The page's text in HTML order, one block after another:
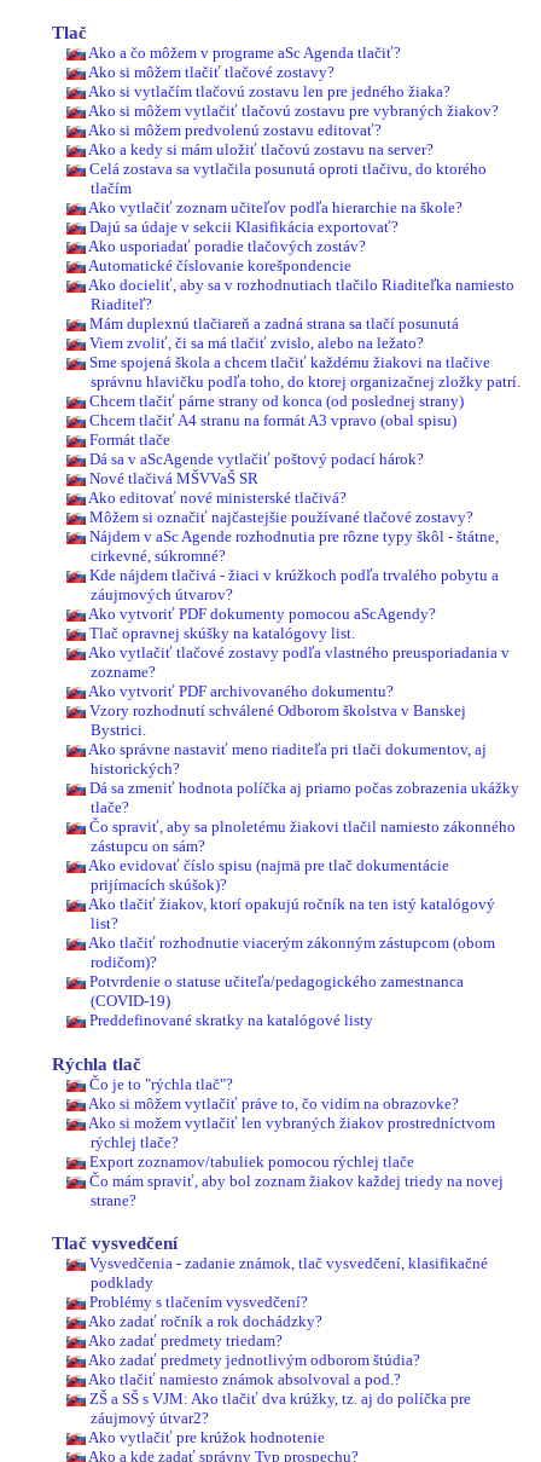
Tlač
Ako a čo môžem v programe aSc Agenda tlačiť?
Ako si môžem tlačiť tlačové zostavy?
Ako si vytlačím tlačovú zostavu len pre jedného žiaka?
Ako si môžem vytlačiť tlačovú zostavu pre vybraných žiakov?
Ako si môžem predvolenú zostavu editovať?
Ako a kedy si mám uložiť tlačovú zostavu na server?
Celá zostava sa vytlačila posunutá oproti tlačivu, do ktorého
tlačím
Ako vytlačiť zoznam učiteľov podľa hierarchie na škole?
Dajú sa údaje v sekcii Klasifikácia exportovať?
Ako usporiadať poradie tlačových zostáv?
Automatické číslovanie korešpondencie
Ako docieliť, aby sa v rozhodnutiach tlačilo Riaditeľka namiesto
Riaditeľ?
Mám duplexnú tlačiareň a zadná strana sa tlačí posunutá
Viem zvoliť, či sa má tlačiť zvislo, alebo na ležato?
Sme spojená škola a chcem tlačiť každému žiakovi na tlačive
správnu hlavičku podľa toho, do ktorej organizačnej zložky patrí.
Chcem tlačiť párne strany od konca (od poslednej strany)
Chcem tlačiť A4 stranu na formát A3 vpravo (obal spisu)
Formát tlače
Dá sa v aScAgende vytlačiť poštový podací hárok?
Nové tlačivá MŠVVaŠ SR
Ako editovať nové ministerské tlačivá?
Môžem si označiť najčastejšie používané tlačové zostavy?
Nájdem v aSc Agende rozhodnutia pre rôzne typy škôl - štátne,
cirkevné, súkromné?
Kde nájdem tlačivá - žiaci v krúžkoch podľa trvalého pobytu a
záujmových útvarov?
Ako vytvoriť PDF dokumenty pomocou aScAgendy?
Tlač opravnej skúšky na katalógovy list.
Ako vytlačiť tlačové zostavy podľa vlastného preusporiadania v
zozname?
Ako vytvoriť PDF archivovaného dokumentu?
Vzory rozhodnutí schválené Odborom školstva v Banskej
Bystrici.
Ako správne nastaviť meno riaditeľa pri tlači dokumentov, aj
historických?
Dá sa zmeniť hodnota políčka aj priamo počas zobrazenia ukážky
tlače?
Čo spraviť, aby sa plnoletému žiakovi tlačil namiesto zákonného
zástupcu on sám?
Ako evidovať číslo spisu (najmä pre tlač dokumentácie
prijímacích skúšok)?
Ako tlačiť žiakov, ktorí opakujú ročník na ten istý katalógový
list?
Ako tlačiť rozhodnutie viacerým zákonným zástupcom (obom
rodičom)?
Potvrdenie o statuse učiteľa/pedagogického zamestnanca
(COVID-19)
Preddefinované skratky na katalógové listy
Rýchla tlač
Čo je to "rýchla tlač"?
Ako si môžem vytlačiť práve to, čo vidím na obrazovke?
Ako si možem vytlačiť len vybraných žiakov prostredníctvom
rýchlej tlače?
Export zoznamov/tabuliek pomocou rýchlej tlače
Čo mám spraviť, aby bol zoznam žiakov každej triedy na novej
strane?
Tlač vysvedčení
Vysvedčenia - zadanie známok, tlač vysvedčení, klasifikačné
podklady
Problémy s tlačením vysvedčení?
Ako zadať ročník a rok dochádzky?
Ako zadať predmety triedam?
Ako zadať predmety jednotlivým odborom štúdia?
Ako tlačiť namiesto známok absolvoval a pod.?
ZŠ a SŠ s VJM: Ako tlačiť dva krúžky, tz. aj do políčka pre
záujmový útvar2?
Ako vytlačiť pre krúžok hodnotenie
Ako a kde zadať správny Typ prospechu?